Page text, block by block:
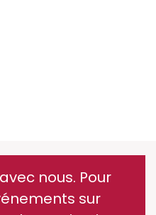
nous. Pour
sur